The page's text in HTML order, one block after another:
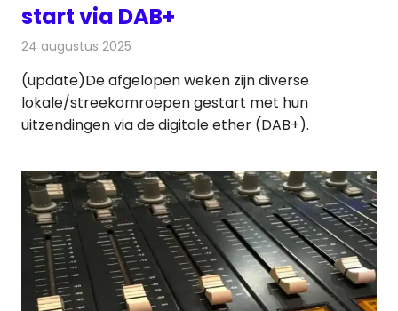
start via DAB+
24 augustus 2025
(update)De afgelopen weken zijn diverse
lokale/streekomroepen gestart met hun
uitzendingen via de digitale ether (DAB+).